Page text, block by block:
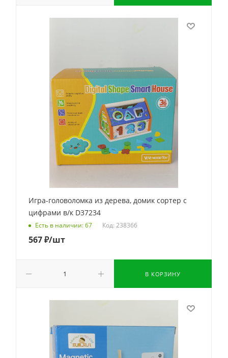
Игра-головоломка из дерева, домик сортер с
цифрами в/к D37234
Есть в наличии: 67 Код: 238366
567₽/шт
В КОРЗИНУ